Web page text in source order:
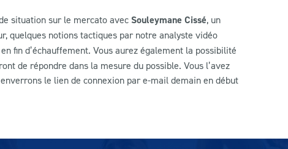
situation sur le mercato avec Souleymane Cissé, un
quelques notions tactiques par notre analyste vidéo
fin d’échauffement. Vous aurez également la possibilité
de répondre dans la mesure du possible. Vous l’avez
le lien de connexion par e-mail demain en début